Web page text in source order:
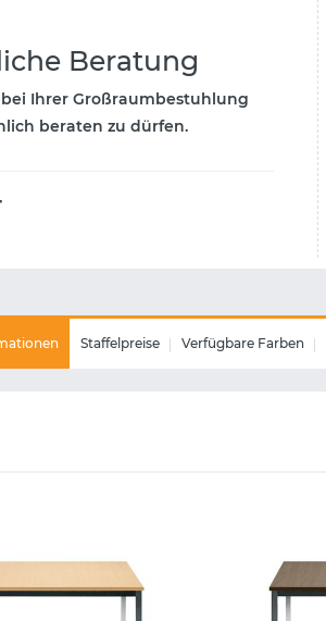
Beratung
Ihrer Großraumbestuhlung
beraten zu dürfen.
Staffelpreise Verfügbare Farben